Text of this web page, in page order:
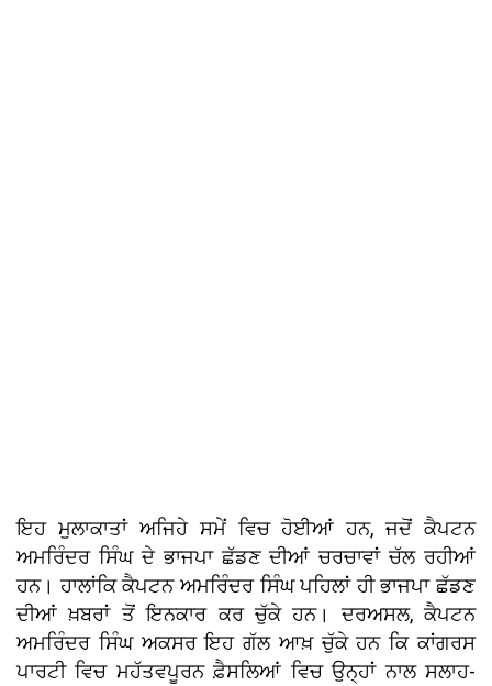
ਇਹ ਮੁਲਾਕਾਤਾਂ ਅਜਿਹੇ ਸਮੇਂ ਵਿਚ ਹੋਈਆਂ ਹਨ, ਜਦੋਂ ਕੈਪਟਨ
ਅਮਰਿੰਦਰ ਸਿੰਘ ਦੇ ਭਾਜਪਾ ਛੱਡਣ ਦੀਆਂ ਚਰਚਾਵਾਂ ਚੱਲ ਰਹੀਆਂ
ਹਨ। ਹਾਲਾਂਕਿ ਕੈਪਟਨ ਅਮਰਿੰਦਰ ਸਿੰਘ ਪਹਿਲਾਂ ਹੀ ਭਾਜਪਾ ਛੱਡਣ
ਦੀਆਂ ਖ਼ਬਰਾਂ ਤੋਂ ਇਨਕਾਰ ਕਰ ਚੁੱਕੇ ਹਨ। ਦਰਅਸਲ, ਕੈਪਟਨ
ਅਮਰਿੰਦਰ ਸਿੰਘ ਅਕਸਰ ਇਹ ਗੱਲ ਆਖ਼ ਚੁੱਕੇ ਹਨ ਕਿ ਕਾਂਗਰਸ
ਪਾਰਟੀ ਵਿਚ ਮਹੱਤਵਪੂਰਨ ਫ਼ੈਸਲਿਆਂ ਵਿਚ ਉਨ੍ਹਾਂ ਨਾਲ ਸਲਾਹ-